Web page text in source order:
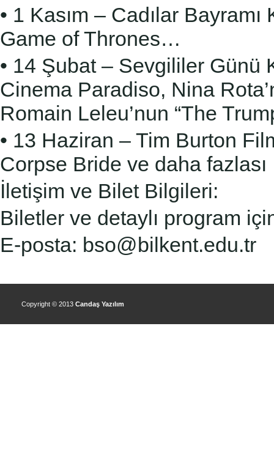
• 1 Kasım – Cadılar
Game of Thrones…
• 14 Şubat – Sevgililer Günü
Cinema Paradiso, Nina
Romain Leleu’nun “The
• 13 Haziran – Tim Burton
Corpse Bride ve daha fazlası
İletişim ve Bilet Bilgileri:
Biletler ve detaylı program
E-posta: bso@bilkent.edu.tr
Copyright © 2013 Candaş Yazılım